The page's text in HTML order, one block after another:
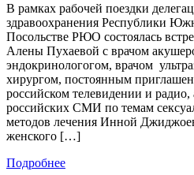
В рамках рабочей поездки
здравоохранения Республики
Посольстве РЮО состоялась
Алены Пухаевой с врачом
эндокринологогом, врачом
хирургом, постоянным
российском телевидении и
российских СМИ по темам
методов лечения Инной
женского […]
Подробнее